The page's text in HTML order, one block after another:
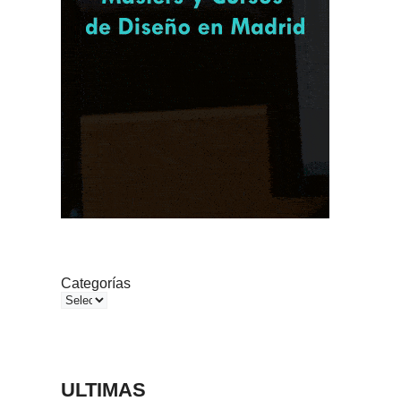
Categorías
ULTIMAS